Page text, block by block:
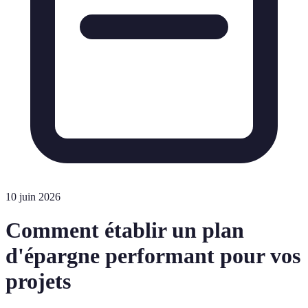
10 juin 2026
Comment établir un plan
d'épargne performant pour vos
projets